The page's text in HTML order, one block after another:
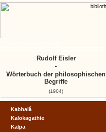
Kabbalâ
Kalokagathie
Kalpa
Rudolf Eisler
-
Wörterbuch der philosophischen
Begriffe
(1904)